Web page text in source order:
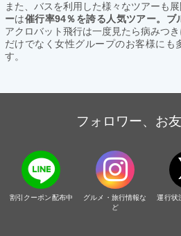
また、バスを利用した様々なツアーも
ーは催行率94％を誇る人気ツアー。ブ
アクロバット飛行は一度見たら病みつ
だけでなく女性グループのお客様にも
す。
フォロワー、お
割引クーポン配布中
グルメ・旅行情報な
ど
運行状